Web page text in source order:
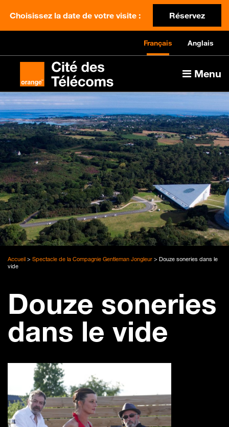
Choisissez la date de votre visite : Réservez
Français Anglais
Menu
Accueil > Spectacle de la Compagnie Gentleman Jongleur > Douze soneries dans le
vide
Douze soneries
dans le vide